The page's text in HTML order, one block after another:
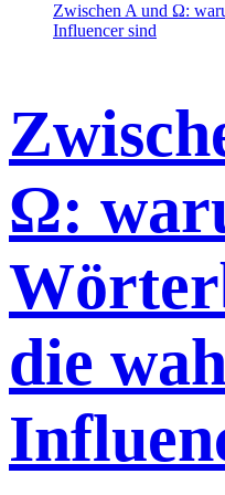
Zwischen A und Ω:
Influencer sind
Ω:
die